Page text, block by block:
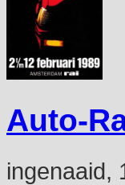
Auto-
ingenaaid,